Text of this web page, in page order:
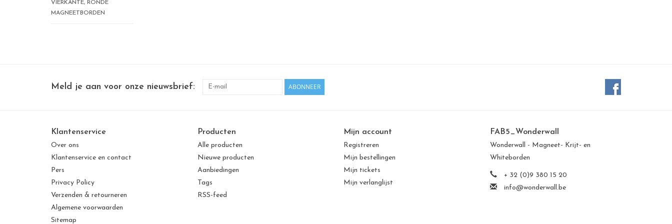
VIERKANTE, RONDE
MAGNEETBORDEN
Meld je aan voor onze nieuwsbrief: ABONNEER
Klantenservice
Over ons
Klantenservice en contact
Pers
Privacy Policy
Verzenden & retourneren
Algemene voorwaarden
Sitemap
Producten
Alle producten
Nieuwe producten
Aanbiedingen
Tags
RSS-feed
Mijn account
Registreren
Mijn bestellingen
Mijn tickets
Mijn verlanglijst
FAB5_Wonderwall
Wonderwall - Magneet- Krijt- en
Whiteborden
+ 32 (0)9 380 15 20
info@wonderwall.be